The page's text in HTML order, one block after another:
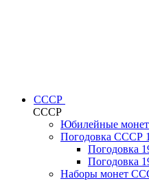
СССР
СССР
Юбилейные
Погодовка СССР
Погодовка
Погодовка
Наборы монет